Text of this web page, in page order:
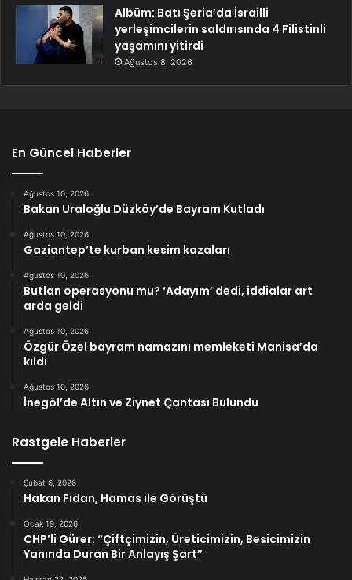
Albüm: Batı Şeria’da İsrailli
yerleşimcilerin saldırısında 4 Filistinli
yaşamını yitirdi
Ağustos 8, 2026
En Güncel Haberler
Ağustos 10, 2026
Bakan Uraloğlu Düzköy’de Bayram Kutladı
Ağustos 10, 2026
Gaziantep’te kurban kesim kazaları
Ağustos 10, 2026
Butlan operasyonu mu? ‘Adayım’ dedi, iddialar art
arda geldi
Ağustos 10, 2026
Özgür Özel bayram namazını memleketi Manisa’da
kıldı
Ağustos 10, 2026
İnegöl’de Altın ve Ziynet Çantası Bulundu
Rastgele Haberler
Şubat 6, 2026
Hakan Fidan, Hamas ile Görüştü
Ocak 19, 2026
CHP’li Gürer: “Çiftçimizin, Üreticimizin, Besicimizin
Yanında Duran Bir Anlayış Şart”